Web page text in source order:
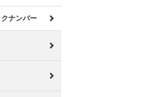
ナンバー